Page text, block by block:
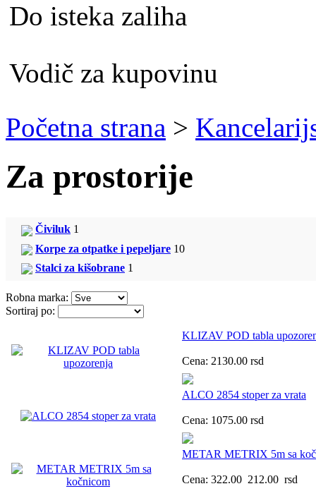
Do isteka zaliha
Vodič za kupovinu
Početna strana >
Za prostorije
Čiviluk 1
Korpe za otpatke i pepeljare 10
Stalci za kišobrane 1
Robna marka:
Sortiraj po:
KLIZAV POD tabla
Cena: 2130.00 rsd
ALCO 2854 stoper za vrata
Cena: 1075.00 rsd
METAR METRIX 5m sa
Cena: 322.00 212.00 rsd